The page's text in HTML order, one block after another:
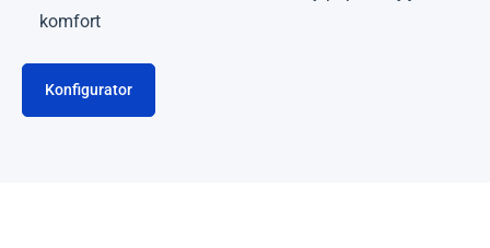
komfort
Konfigurator